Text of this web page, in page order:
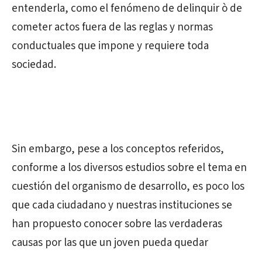
entenderla, como el fenómeno de delinquir ò de
cometer actos fuera de las reglas y normas
conductuales que impone y requiere toda
sociedad.
Sin embargo, pese a los conceptos referidos,
conforme a los diversos estudios sobre el tema en
cuestión del organismo de desarrollo, es poco los
que cada ciudadano y nuestras instituciones se
han propuesto conocer sobre las verdaderas
causas por las que un joven pueda quedar